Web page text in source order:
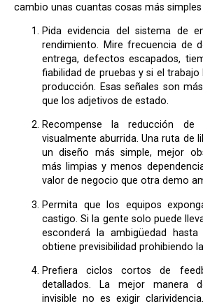
cambio unas cuantas cosas más
Pida evidencia del sistema de entrega, no teatro de
rendimiento. Mire frecuencia de
entrega, defectos escapados,
fiabilidad de pruebas y si el
producción. Esas señales son
que los adjetivos de estado.
Recompense la reducción de riesgo aunque sea
visualmente aburrida. Una ruta de
un diseño más simple, mejor
más limpias y menos
valor de negocio que otra demo
Permita que los equipos expongan incertidumbre sin
castigo. Si la gente solo puede
esconderá la ambigüedad
obtiene previsibilidad prohibiendo
Prefiera ciclos cortos de feedback a pronósticos
detallados. La mejor manera
invisible no es exigir